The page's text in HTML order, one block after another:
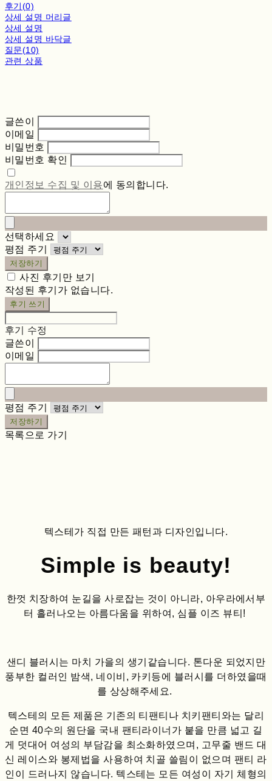
후기(0)
상세 설명 머리글
상세 설명
상세 설명 바닥글
질문(10)
관련 상품
글쓴이
이메일
비밀번호
비밀번호 확인
개인정보 수집 및 이용에 동의합니다.
선택하세요
평점 주기
저장하기
사진 후기만 보기
작성된 후기가 없습니다.
후기 쓰기
후기 수정
글쓴이
이메일
평점 주기
저장하기
목록으로 가기
텍스테가 직접 만든 패턴과 디자인입니다.
Simple is beauty!
한껏 치장하여 눈길을 사로잡는 것이 아니라, 아우라에서부
터 흘러나오는 아름다움을 위하여, 심플 이즈 뷰티!
샌디 블러시는 마치 가을의 생기같습니다. 톤다운 되었지만
풍부한 컬러인 밤색, 네이비, 카키등에 블러시를 더하였을때
를 상상해주세요.
텍스테의 모든 제품은 기존의 티팬티나 치키팬티와는 달리
순면 40수의 원단을 국내 팬티라이너가 붙을 만큼 넓고 길
게 덧대어 여성의 부담감을 최소화하였으며, 고무줄 밴드 대
신 레이스와 봉제법을 사용하여 치골 쓸림이 없으며 팬티 라
인이 드러나지 않습니다. 텍스테는 모든 여성이 자기 체형의